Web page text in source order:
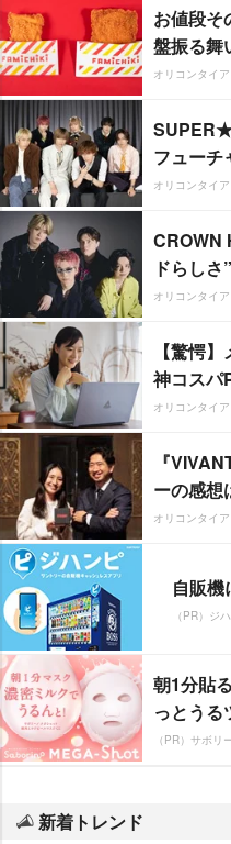
お値段そ
盤振る舞
オリコンタイ
フューチ
オリコンタイ
CROWN
ドらしさ”
オリコンタイ
【驚愕
神コスパ
オリコンタイ
『
ーの感想
オリコンタイ
自販機
（PR）ジ
朝1分貼
っとうる
（PR）サボリ
新着トレンド